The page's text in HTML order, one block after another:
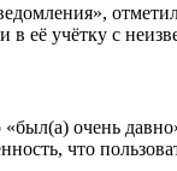
её учётку с
очень
что